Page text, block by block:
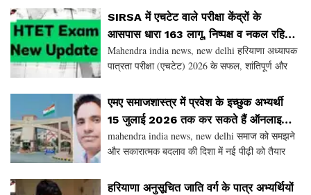
आयोग के अध्यक्ष हिम्मत सिंह ने इंटरनेट मीडिया हैंडल पर
SIRSA में एचटेट वाले परीक्षा केंद्रों के
आसपास धारा 163 लागू, निष्पक्ष व नकल रहित
परीक्षा के लिए प्रशासन अलर्ट
Mahendra india news, new delhi हरियाणा अध्यापक
पात्रता परीक्षा (एचटेट) 2026 के सफल, शांतिपूर्ण और
तैयारियां पूरी कर ली हैं। हरियाणा अध्यापक पात्रता परीक्षा
एमए समाजशास्त्र में प्रवेश के इच्छुक अभ्यर्थी
15 जुलाई 2026 तक कर सकते हैं ऑनलाइन
आवेदन, विभाग में कुल 30 सीटों पर प्रवेश दिया
जाएगा
mahendra india news, new delhi समाज को समझने
और सकारात्मक बदलाव की दिशा में नई पीढ़ी को तैयार
का समाजशास्त्र विभाग शिक्षा, शोध एवं सामाजिक जागर
हरियाणा अनुसूचित जाति वर्ग के पात्र अभ्यर्थियों